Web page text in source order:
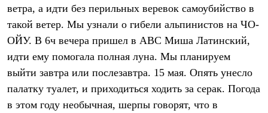
Сумки
Гермомешки
Полезные аксессуары
Книги
Коврики
Обувь
Ботинки
ветра, а идти без перильных веревок самоубийство в
такой ветер. Мы узнали о гибели альпинистов на ЧО-
ОЙУ. В 6ч вечера пришел в АВС Миша Латинский,
идти ему помогала полная луна. Мы планируем
выйти завтра или послезавтра. 15 мая. Опять унесло
палатку туалет, и приходиться ходить за серак. Погода
в этом году необычная, шерпы говорят, что в